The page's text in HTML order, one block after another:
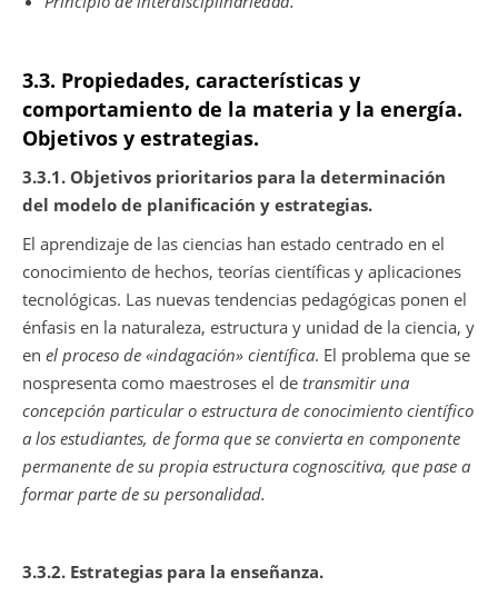
3.3. Propiedades, características y
comportamiento de la materia y la energía.
Objetivos y estrategias.
3.3.1. Objetivos prioritarios para la determinación
del modelo de planificación y estrategias.
El aprendizaje de las ciencias han estado centrado en el
conocimiento de hechos, teorías científicas y aplicaciones
tecnológicas. Las nuevas tendencias pedagógicas ponen el
énfasis en la naturaleza, estructura y unidad de la ciencia, y
en el proceso de «indagación» científica. El problema que se
nospresenta como maestroses el de transmitir una
concepción particular o estructura de conocimiento científico
a los estudiantes, de forma que se convierta en componente
permanente de su propia estructura cognoscitiva, que pase a
formar parte de su personalidad.
3.3.2. Estrategias para la enseñanza.